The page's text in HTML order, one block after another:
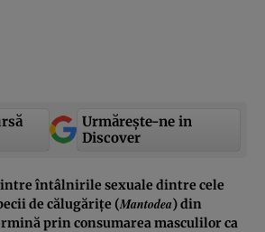
Urmărește-ne in
Discover
întâlnirile sexuale dintre cele
de călugărițe (Mantodea) din
prin consumarea masculilor ca